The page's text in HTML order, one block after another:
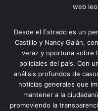
web
Desde el Estrado es un
Castillo y Nancy Galán,
veraz y oportuna sobre
policiales del país. Con
análisis profundos de
noticias generales que
mantener a la
promoviendo la